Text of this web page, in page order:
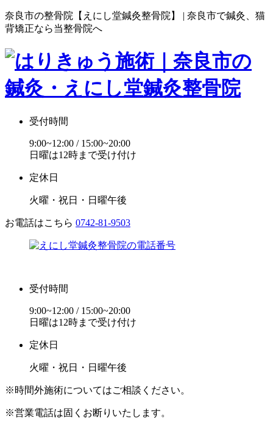
奈良市の整骨院【えにし堂鍼灸整骨院】 | 奈良市で鍼灸、猫
背矯正なら当整骨院へ
受付時間
9:00~12:00 / 15:00~20:00
日曜は12時まで受け付け
定休日
火曜・祝日・日曜午後
お電話はこちら 0742-81-9503
受付時間
9:00~12:00 / 15:00~20:00
日曜は12時まで受け付け
定休日
火曜・祝日・日曜午後
※時間外施術についてはご相談ください。
※営業電話は固くお断りいたします。